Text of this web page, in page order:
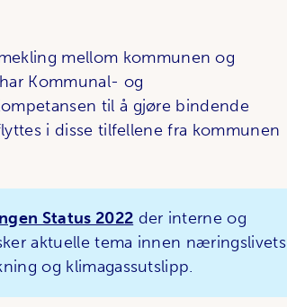
mellom kommunen og
Kommunal- og
til å gjøre bindende
i disse tilfellene fra kommunen
Status 2022 der interne og
aktuelle tema innen næringslivets
og klimagassutslipp.